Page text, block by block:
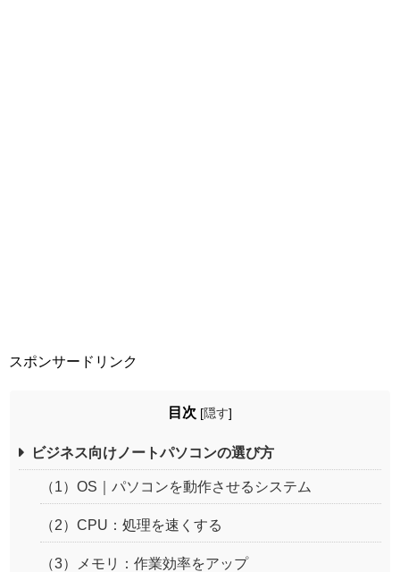
スポンサードリンク
目次 [隠す]
ビジネス向けノートパソコンの選び方
（1）OS｜パソコンを動作させるシステム
（2）CPU：処理を速くする
（3）メモリ：作業効率をアップ